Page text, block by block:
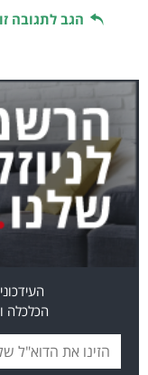
הגב לתגובה זו
הכלכלה